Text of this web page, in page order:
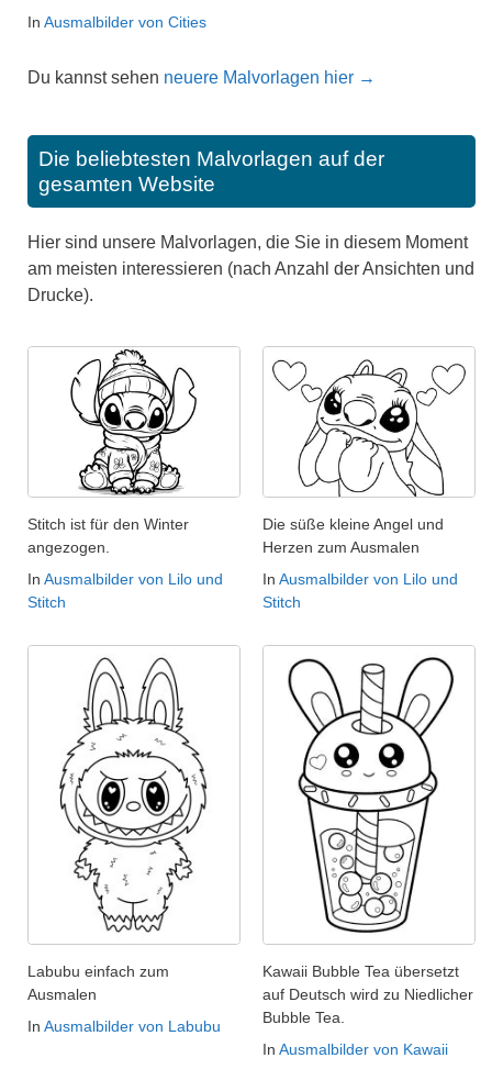
In Ausmalbilder von Cities
Du kannst sehen neuere Malvorlagen hier →
Die beliebtesten Malvorlagen auf der
gesamten Website
Hier sind unsere Malvorlagen, die Sie in diesem Moment
am meisten interessieren (nach Anzahl der Ansichten und
Drucke).
Stitch ist für den Winter
angezogen.
In Ausmalbilder von Lilo und
Stitch
Die süße kleine Angel und
Herzen zum Ausmalen
In Ausmalbilder von Lilo und
Stitch
Labubu einfach zum
Ausmalen
In Ausmalbilder von Labubu
Kawaii Bubble Tea übersetzt
auf Deutsch wird zu Niedlicher
Bubble Tea.
In Ausmalbilder von Kawaii